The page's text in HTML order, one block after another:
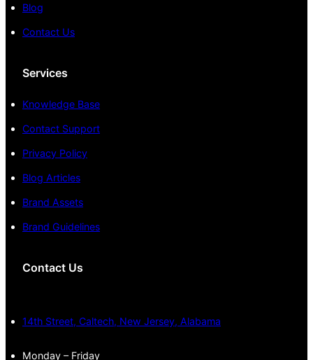
Blog
Contact Us
Services
Knowledge Base
Contact Support
Privacy Policy
Blog Articles
Brand Assets
Brand Guidelines
Contact Us
14th Street, Caltech, New Jersey, Alabama
Monday – Friday